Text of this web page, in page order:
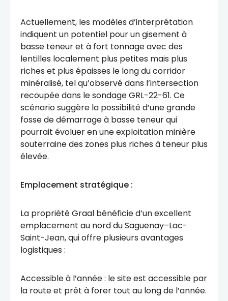
Actuellement, les modèles d’interprétation
indiquent un potentiel pour un gisement à
basse teneur et à fort tonnage avec des
lentilles localement plus petites mais plus
riches et plus épaisses le long du corridor
minéralisé, tel qu’observé dans l’intersection
recoupée dans le sondage GRL-22-61. Ce
scénario suggère la possibilité d’une grande
fosse de démarrage à basse teneur qui
pourrait évoluer en une exploitation minière
souterraine des zones plus riches à teneur plus
élevée.
Emplacement stratégique :
La propriété Graal bénéficie d’un excellent
emplacement au nord du Saguenay–Lac-
Saint-Jean, qui offre plusieurs avantages
logistiques :
Accessible à l’année : le site est accessible par
la route et prêt à forer tout au long de l’année.